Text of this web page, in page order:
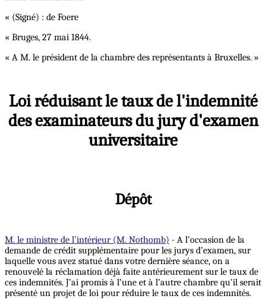
« (Signé) : de Foere
« Bruges, 27 mai 1844.
« A M. le président de la chambre des représentants à Bruxelles. »
Loi réduisant le taux de l'indemnité
des examinateurs du jury d'examen
universitaire
Dépôt
M. le ministre de l’intérieur (M. Nothomb) - A l’occasion de la
demande de crédit supplémentaire pour les jurys d’examen, sur
laquelle vous avez statué dans votre dernière séance, on a
renouvelé la réclamation déjà faite antérieurement sur le taux de
ces indemnités. J’ai promis à l’une et à l’autre chambre qu’il serait
présenté un projet de loi pour réduire le taux de ces indemnités.